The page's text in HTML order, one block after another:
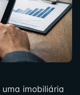
imobiliária